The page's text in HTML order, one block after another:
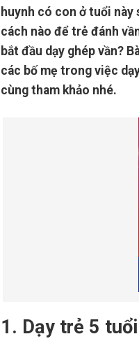
huynh có con ở tuổi này
cách nào để trẻ đánh
bắt đầu dạy ghép vần?
các bố mẹ trong việc
cùng tham khảo nhé.
1. Dạy trẻ 5